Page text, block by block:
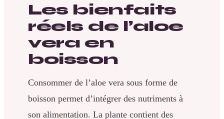
Les bienfaits
réels de l’aloe
vera en
boisson
Consommer de l’aloe vera sous forme de
boisson permet d’intégrer des nutriments à
son alimentation. La plante contient des